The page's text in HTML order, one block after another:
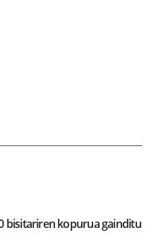
bisitariren kopurua gainditu